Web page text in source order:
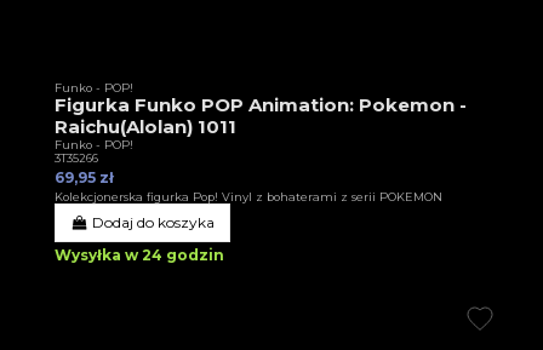
Funko - POP!
Figurka Funko POP Animation: Pokemon -
Raichu(Alolan) 1011
Funko - POP!
3T35266
69,95 zł
Kolekcjonerska figurka Pop! Vinyl z bohaterami z serii POKEMON
Dodaj do koszyka
Wysyłka w 24 godzin